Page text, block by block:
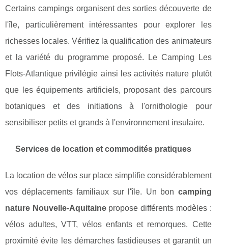
Certains campings organisent des sorties découverte de
l'île, particulièrement intéressantes pour explorer les
richesses locales. Vérifiez la qualification des animateurs
et la variété du programme proposé. Le Camping Les
Flots-Atlantique privilégie ainsi les activités nature plutôt
que les équipements artificiels, proposant des parcours
botaniques et des initiations à l'ornithologie pour
sensibiliser petits et grands à l'environnement insulaire.
Services de location et commodités pratiques
La location de vélos sur place simplifie considérablement
vos déplacements familiaux sur l'île. Un bon camping
nature Nouvelle-Aquitainepropose différents modèles :
vélos adultes, VTT, vélos enfants et remorques. Cette
proximité évite les démarches fastidieuses et garantit un